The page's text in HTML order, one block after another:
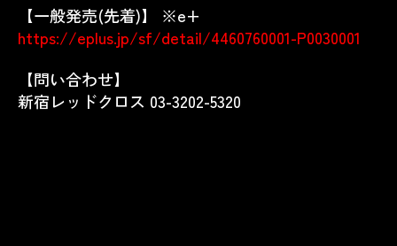
【一般発売(先着)】 ※e+
https://eplus.jp/sf/detail/4460760001-P0030001
【問い合わせ】
新宿レッドクロス 03-3202-5320